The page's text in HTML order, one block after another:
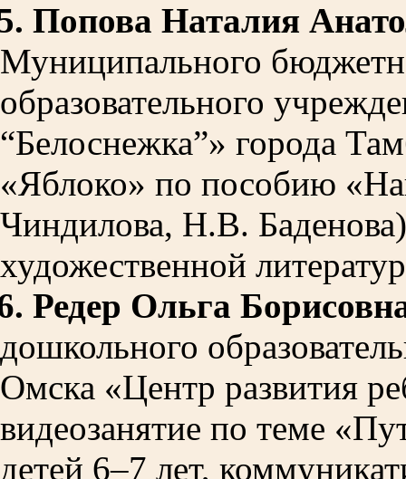
Попова Наталия
Муниципального
образовательного
“Белоснежка”» города
«Яблоко» по пособию
Чиндилова, Н.В.
художественной
Редер Ольга
дошкольного
Омска «Центр развития
видеозанятие по теме
детей 6–7 лет,